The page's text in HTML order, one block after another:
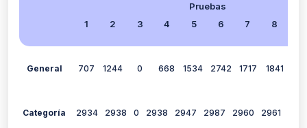
Pruebas
1
2 3 4 5 6 7 8
General 707 1244 0 668 1534 2742 1717 1841
Categoría 2934 2938 0 2938 2947 2987 2960 2961